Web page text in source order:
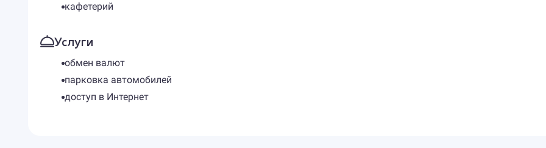
кафетерий
Услуги
обмен валют
парковка автомобилей
доступ в Интернет